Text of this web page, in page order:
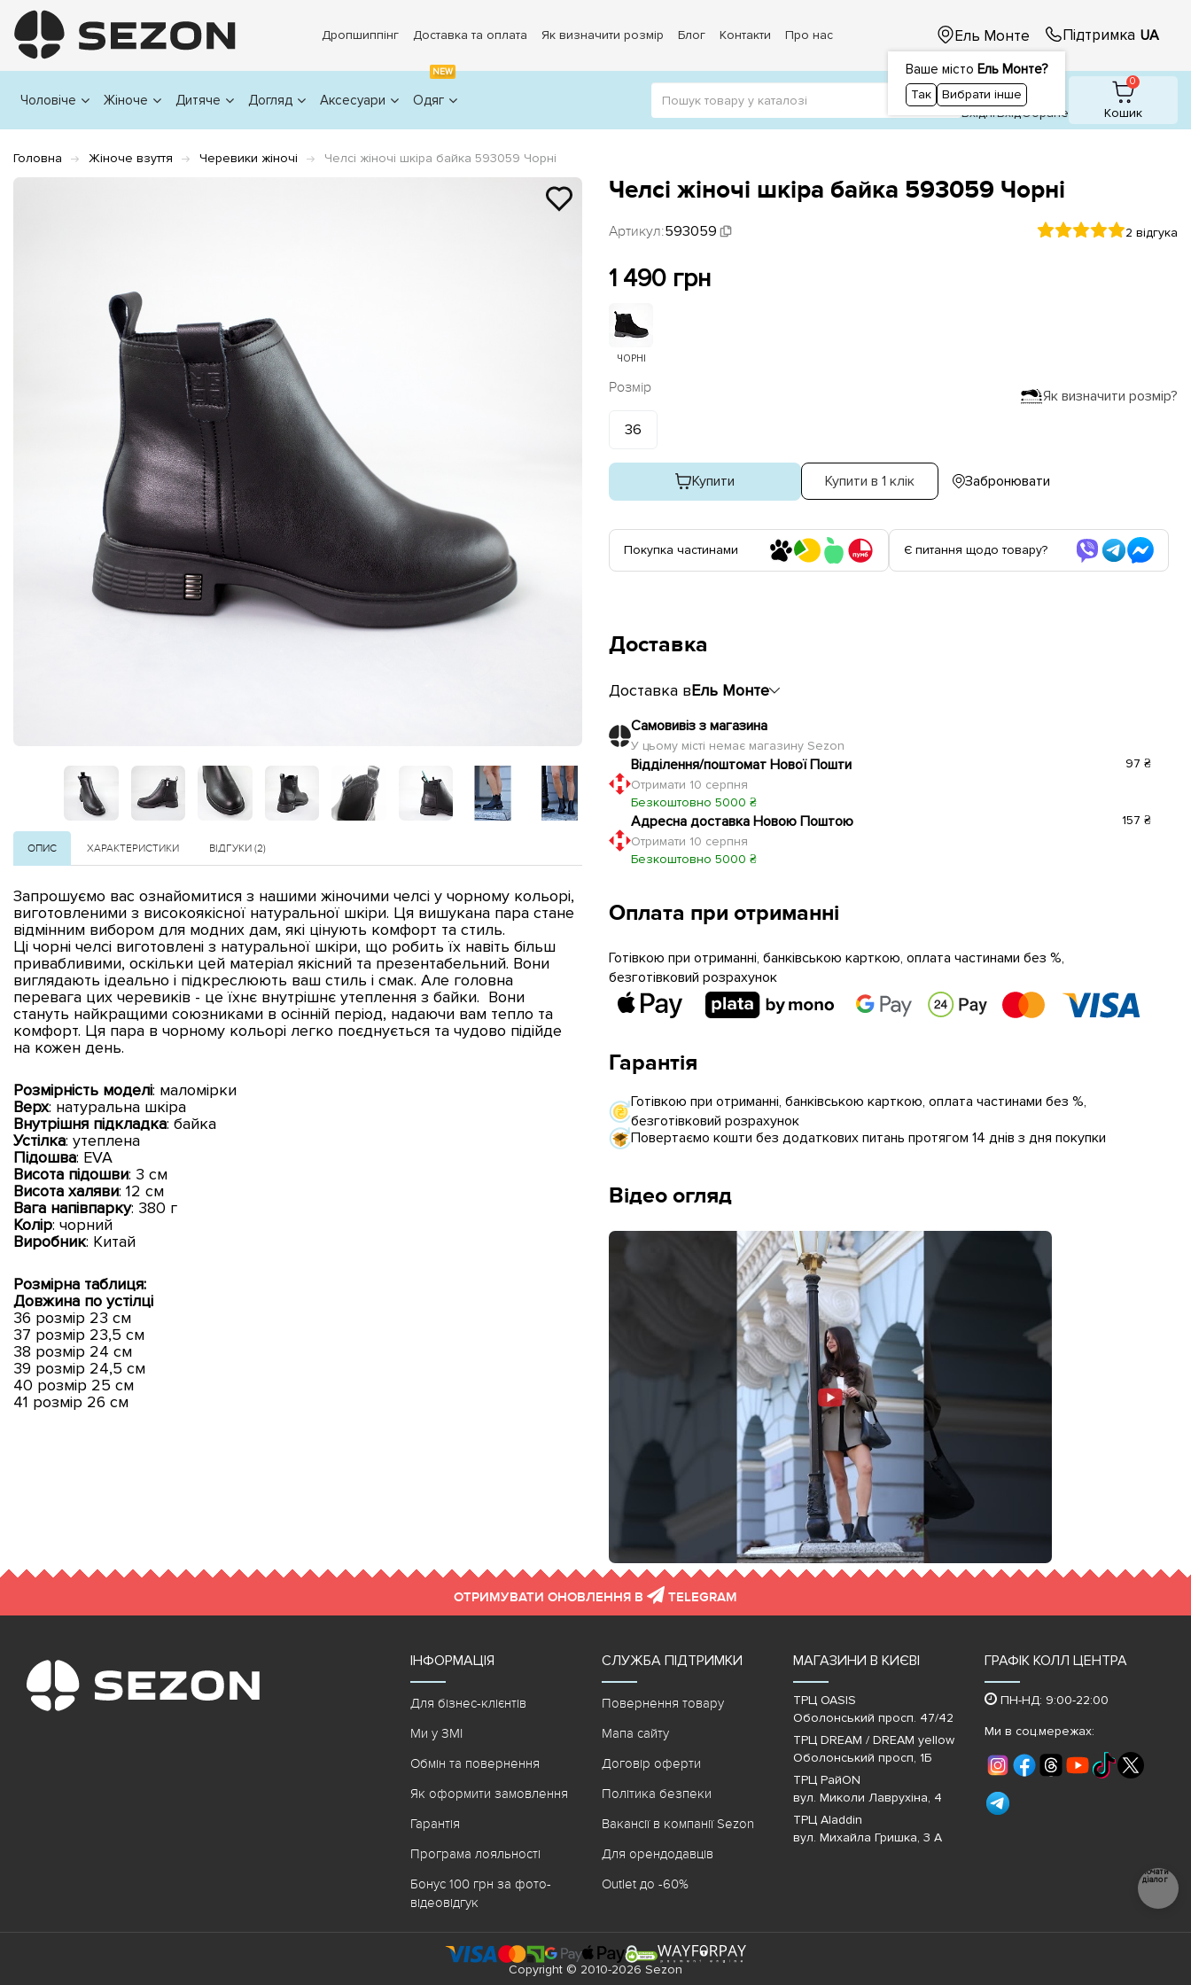
Дропшиппінг Доставка та оплата Як визначити розмір Блог Контакти Про нас Ель Монте
Ваше місто Ель Монте?
Так Вибрати інше
Підтримка UA
Чоловіче Жіноче Дитяче Догляд Аксесуари
NEW
Одяг
1
ВхідніВхiдОбране
0
Кошик
Головна Жіноче взуття Черевики жіночі Челсі жіночі шкіра байка 593059 Чорні
Челсі жіночі шкіра байка 593059 Чорні
Артикул:593059 2 відгука
1 490 грн
ЧОРНІ
Як визначити розмір?
Розмір
36
Купити Купити в 1 клік Забронювати
Покупка частинами Є питання щодо товару?
Доставка
Доставка вЕль Монте
Самовивіз з магазина
У цьому місті немає магазину Sezon
Відділення/поштомат Нової Пошти
Отримати 10 серпня
Безкоштовно 5000 ₴
97 ₴
Адресна доставка Новою Поштою
Отримати 10 серпня
Безкоштовно 5000 ₴
157 ₴
Оплата при отриманні
Готівкою при отриманні, банківською карткою, оплата частинами без %,
безготівковий розрахунок
Гарантія
Готівкою при отриманні, банківською карткою, оплата частинами без %,
безготівковий розрахунок
Повертаємо кошти без додаткових питань протягом 14 днів з дня покупки
Відео огляд
ОПИС ХАРАКТЕРИСТИКИ ВІДГУКИ (2)
Запрошуємо вас ознайомитися з нашими жіночими челсі у чорному кольорі,
виготовленими з високоякісної натуральної шкіри. Ця вишукана пара стане
відмінним вибором для модних дам, які цінують комфорт та стиль.
Ці чорні челсі виготовлені з натуральної шкіри, що робить їх навіть більш
привабливими, оскільки цей матеріал якісний та презентабельний. Вони
виглядають ідеально і підкреслюють ваш стиль і смак. Але головна
перевага цих черевиків - це їхнє внутрішнє утеплення з байки. Вони
стануть найкращими союзниками в осінній період, надаючи вам тепло та
комфорт. Ця пара в чорному кольорі легко поєднується та чудово підійде
на кожен день.
Розмірність моделі: маломірки
Верх: натуральна шкіра
Внутрішня підкладка: байка
Устілка: утеплена
Підошва: EVA
Висота підошви: 3 см
Висота халяви: 12 см
Вага напівпарку: 380 г
Колір: чорний
Виробник: Китай
Розмірна таблиця:
Довжина по устілці
36 розмір 23 см
37 розмір 23,5 см
38 розмір 24 см
39 розмір 24,5 см
40 розмір 25 см
41 розмір 26 см
ОТРИМУВАТИ ОНОВЛЕННЯ В TELEGRAM
ІНФОРМАЦІЯ
Для бізнес-клієнтів
Ми у ЗМІ
Обмін та повернення
Як оформити замовлення
Гарантія
Програма лояльності
Бонус 100 грн за фото-
відеовідгук
СЛУЖБА ПІДТРИМКИ
Повернення товару
Мапа сайту
Договір оферти
Політика безпеки
Вакансії в компанії Sezon
Для орендодавців
Outlet до -60%
МАГАЗИНИ В КИЄВІ
ТРЦ OASIS
Оболонський просп. 47/42
ТРЦ DREAM / DREAM yellow
Оболонський просп, 1Б
ТРЦ РайON
вул. Миколи Лаврухіна, 4
ТРЦ Aladdin
вул. Михайла Гришка, 3 А
ГРАФІК КОЛЛ ЦЕНТРА
ПН-НД: 9:00-22:00
Ми в соц.мережах:
Copyright © 2010-2026 Sezon
Почати
діалог